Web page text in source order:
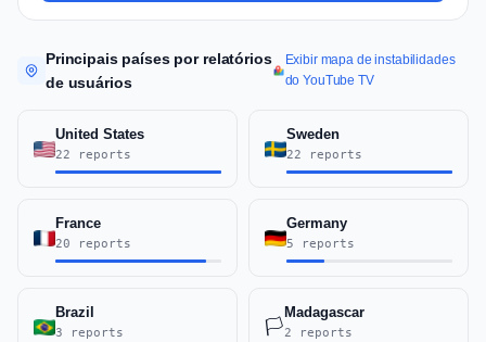
Principais países por relatórios
de usuários
Exibir mapa de instabilidades
do YouTube TV
United States
22 reports
Sweden
22 reports
France
20 reports
Germany
5 reports
Brazil
3 reports 🏳️
Madagascar
2 reports